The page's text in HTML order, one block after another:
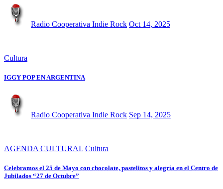
Radio Cooperativa Indie Rock Oct 14, 2025
Cultura
IGGY POP EN ARGENTINA
Radio Cooperativa Indie Rock Sep 14, 2025
AGENDA CULTURAL Cultura
Celebramos el 25 de Mayo con chocolate, pastelitos y alegría en el Centro de
Jubilados “27 de Octubre”